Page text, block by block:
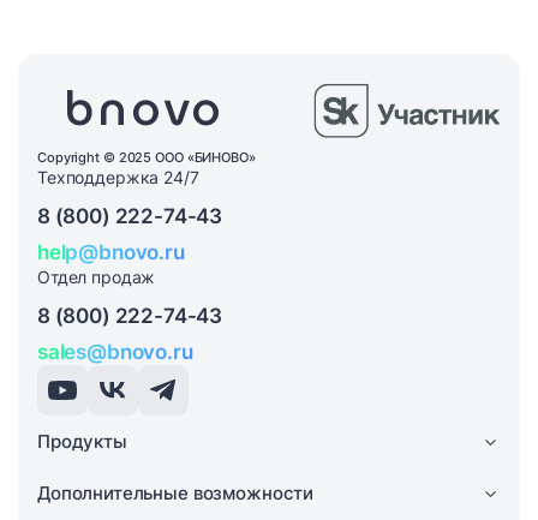
Copyright © 2025 ООО «БИНОВО»
Техподдержка 24/7
8 (800) 222-74-43
help@bnovo.ru
Отдел продаж
8 (800) 222-74-43
sales@bnovo.ru
Продукты
Дополнительные возможности